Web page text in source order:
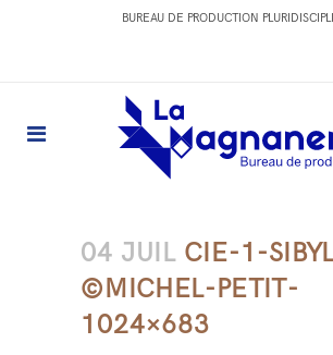
BUREAU DE PRODUCTION
04 JUIL CIE-1-
©MICHEL-PETIT-
1024×683